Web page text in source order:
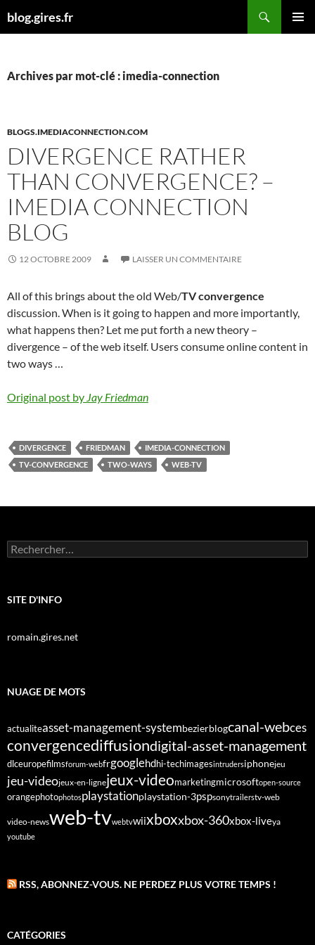
aublog.gires.fr
Archives par mot-clé : imedia-connection
BLOGS.IMEDIACONNECTION.COM
DIVERGENCE RATHER
THAN CONVERGENCE? –
IMEDIA CONNECTION
BLOG
12 OCTOBRE 2009 LAISSER UN COMMENTAIRE
All of this brings about the old Web/TV convergence
discussion. When is it going to happen and more importantly,
what happens then? Let me put forth a new theory –
divergence – of the web itself. Users consume online content in
two ways …
Original post by Jay Friedman
DIVERGENCE FRIEDMAN
IMEDIA-CONNECTION
TV-CONVERGENCE
TWO-WAYS WEB-TV
Rechercher :
SITE D'INFO
romain.gires.net
NUAGE DE MOTS
actualiteasset-management-systembezierblogcanal-webces
convergencediffusiondigital-asset-management
dlceuropefilmsforum-webfrgooglehdhi-techimagesintrudersiphonejeu
jeu-videojeux-en-lignejeux-videomarketingmicrosoftopen-source
orangephotophotosplaystationplaystation-3pspsonytrailerstv-web
video-newsweb-tvwebtvwiixboxxbox-360xbox-liveya
youtube
RSS, ABONNEZ-VOUS. NE PERDEZ PLUS VOTRE TEMPS !
CATÉGORIES